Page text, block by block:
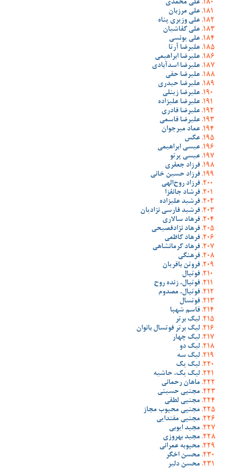
علی محمدی
علی مرزبان
علی وزیری پناه
علی کفاشیان
علی یونسی
علیرضا آرتا
علیرضا ابراهیمی
علیرضا اسدآبادی
علیرضا حقی
علیرضا حیدری
علیرضا زینلی
علیرضا علیزاده
علیرضا قادری
علیرضا قاسمی
عماد میرجوان
عکس
عیسی ابراهیمی
عیسی پرتو
فرزاد جعفری
فرزاد حسین خانی
فرزاد روح‌الهی
فرشاد جانفزا
فرشید علیزاده
فرشید فارسی نژادیان
فرهاد سالاری
فرهاد نژادفصیحی
فرهاد کاظمی
فرهاد کرمانشاهی
فرهنگی
فروتن باقریان
فوتبال
فوتبال، زنده روح
فوتبال، مصدوم
فوتسال
قاسم شهبا
لیگ برتر
لیگ برتر فوتسال بانوان
لیگ چهار
لیگ دو
لیگ سه
لیگ یک
لیگ یک، حاشیه
ماهان رحمانی
مجتبی حسینی
مجتبی لطفی
مجتبی محبوب مجاز
مجتبی مقتدایی
مجید ایوبی
مجید بهروزی
محبوبه عمرانی
محسن اخگر
محسن دلیر